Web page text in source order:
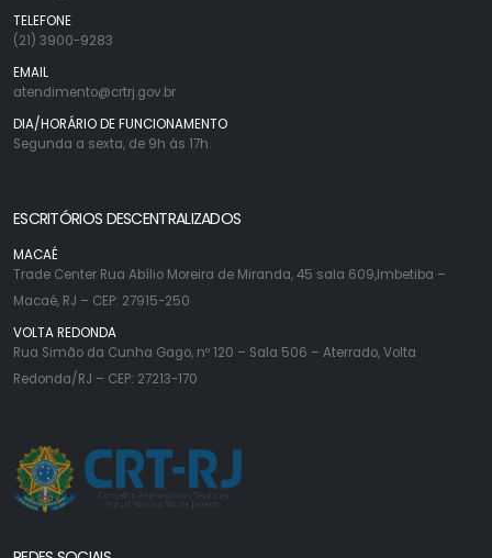
TELEFONE
(21) 3900-9283
EMAIL
atendimento@crtrj.gov.br
DIA/HORÁRIO DE FUNCIONAMENTO
Segunda a sexta, de 9h às 17h.
ESCRITÓRIOS DESCENTRALIZADOS
MACAÉ
Trade Center Rua Abílio Moreira de Miranda, 45 sala 609,Imbetiba –
Macaé, RJ – CEP: 27915-250
VOLTA REDONDA
Rua Simão da Cunha Gago, nº 120 – Sala 506 – Aterrado, Volta
Redonda/RJ – CEP: 27213-170